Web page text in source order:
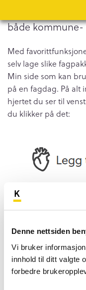
Denne nettsiden
Vi bruker
innhold til ditt valgte
forbedre
både
Med
selv lage slike
Min side som kan
på en fagdag. På alt
hjertet du ser til
du klikker på det:
Innholdet du har